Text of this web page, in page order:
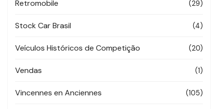
Retromobile (29)
Stock Car Brasil (4)
Veículos Históricos de Competição (20)
Vendas (1)
Vincennes en Anciennes (105)